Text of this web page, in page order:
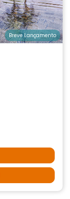
Breve Lançamento